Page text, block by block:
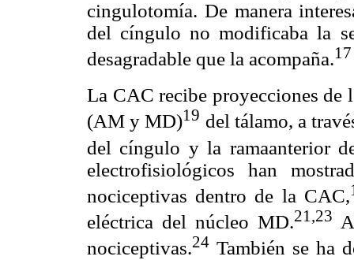
cingulotomía. De manera
del cíngulo no modificaba la
desagradable que la acompaña.17
La CAC recibe proyecciones de
(AM y MD)19 del tálamo, a
del cíngulo y la ramaanterior
electrofisiológicos han
nociceptivas dentro de la CAC,
eléctrica del núcleo MD.21,23
nociceptivas.24 También se ha